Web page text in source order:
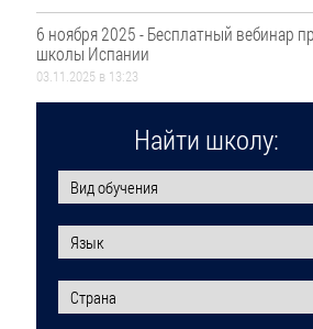
6 ноября 2025 - Бесплатный вебинар
школы Испании
03.11.2025 в 13:23
Найти школу: